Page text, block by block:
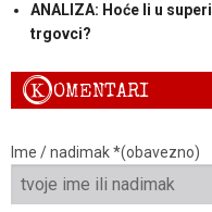
ANALIZA: Hoće li u
trgovci?
KOMENTARI
Ime / nadimak *(obavezno)